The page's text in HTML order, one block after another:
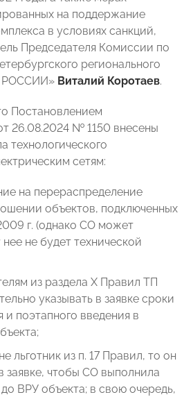
на поддержание
в условиях санкций,
Председателя Комиссии по
регионального
РОССИИ» Виталий Коротаев.
Постановлением
26.08.2024 № 1150 внесены
технологического
сетям:
на перераспределение
объектов, подключенных
г. (однако СО может
нее не будет технической
из раздела Х Правил ТП
указывать в заявке сроки
и поэтапного введения в
льготник из п. 17 Правил, то он
заявке, чтобы СО выполнила
ВРУ объекта; в свою очередь,